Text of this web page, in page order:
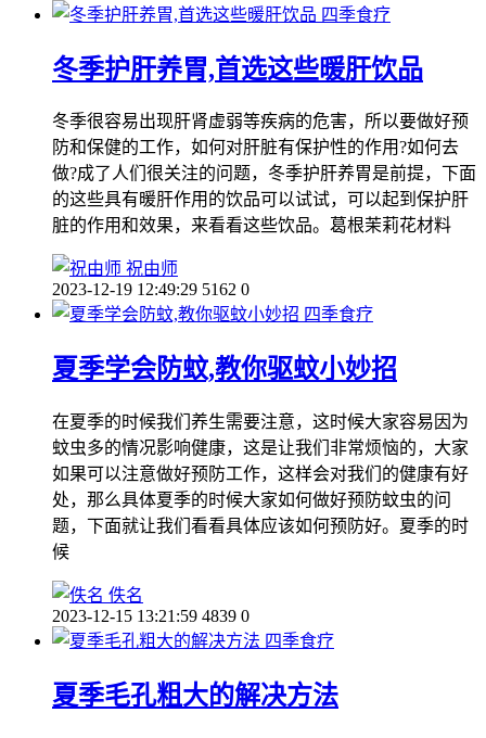
四季食疗
冬季护肝养胃,首选这些暖肝饮品
冬季很容易出现肝肾虚弱等疾病的危害，所以要做好预
防和保健的工作，如何对肝脏有保护性的作用?如何去
做?成了人们很关注的问题，冬季护肝养胃是前提，下面
的这些具有暖肝作用的饮品可以试试，可以起到保护肝
脏的作用和效果，来看看这些饮品。葛根茉莉花材料
祝由师
2023-12-19 12:49:29 5162 0
四季食疗
夏季学会防蚊,教你驱蚊小妙招
在夏季的时候我们养生需要注意，这时候大家容易因为
蚊虫多的情况影响健康，这是让我们非常烦恼的，大家
如果可以注意做好预防工作，这样会对我们的健康有好
处，那么具体夏季的时候大家如何做好预防蚊虫的问
题，下面就让我们看看具体应该如何预防好。夏季的时
候
佚名
2023-12-15 13:21:59 4839 0
四季食疗
夏季毛孔粗大的解决方法